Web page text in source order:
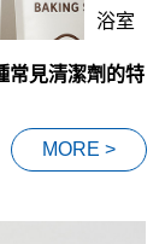
浴室
常見清潔劑的特
MORE >